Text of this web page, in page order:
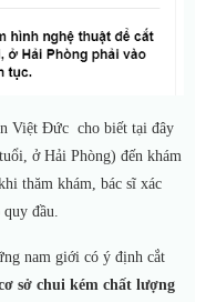
Việt Đức cho biết tại đây
ở Hải Phòng) đến khám
thăm khám, bác sĩ xác
đầu.
nam giới có ý định cắt
sở chui kém chất lượng